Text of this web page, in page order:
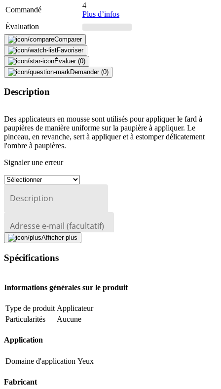
Commandé
4
Plus d’infos
Évaluation
Comparer
Favoriser
Évaluer (0)
Demander (0)
Description
Des applicateurs en mousse sont utilisés pour appliquer le fard à
paupières de manière uniforme sur la paupière à appliquer. Le
pinceau, en revanche, sert à appliquer et à estomper délicatement
l'ombre à paupières.
Signaler une erreur
Description
Adresse e-mail (facultatif)
Fermer le formulaire
Signaler des données erronées
Afficher plus
Spécifications
Informations générales sur le produit
Type de produit Applicateur
Particularités
Aucune
Application
Domaine d'application Yeux
Fabricant